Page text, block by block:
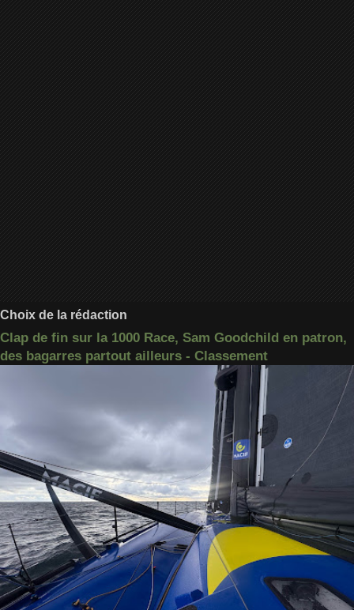
Choix de la rédaction
Clap de fin sur la 1000 Race, Sam Goodchild en patron,
des bagarres partout ailleurs - Classement